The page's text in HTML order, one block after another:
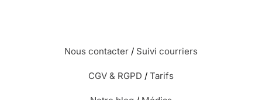
Nous contacter / Suivi courriers
CGV & RGPD / Tarifs